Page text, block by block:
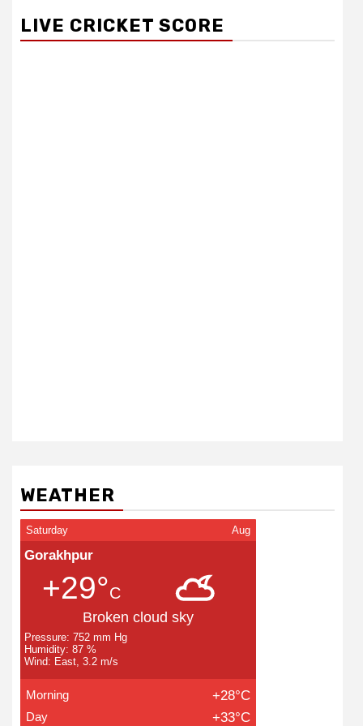
LIVE CRICKET SCORE
WEATHER
Saturday Aug
Gorakhpur
+29°C
Broken cloud sky
Pressure: 752 mm Hg
Humidity: 87 %
Wind: East, 3.2 m/s
Morning +28°C
Day +33°C